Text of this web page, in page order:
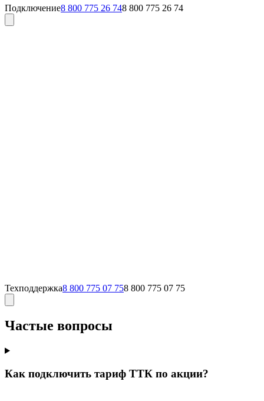
Подключение8 800 775 26 748 800 775 26 74
Техподдержка8 800 775 07 758 800 775 07 75
Частые вопросы
Как подключить тариф ТТК по акции?